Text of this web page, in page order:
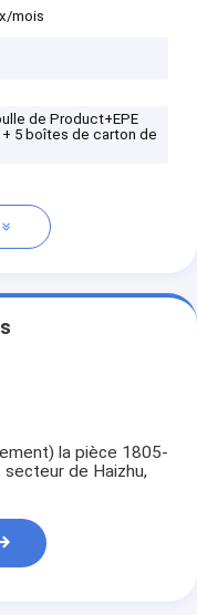
mois
de Product+EPE
5 boîtes de carton de
la pièce 1805-
secteur de Haizhu,